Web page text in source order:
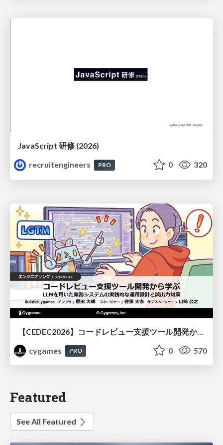
JavaScript 研修 (2026)
recruitengineers
PRO 0 320
【CEDEC2026】コードレビュー支援ツール開発から学ぶ：LLMを用いた業務システムの実践的な運用設計と誤出力対策
cygames
PRO 0 570
Featured
See All Featured